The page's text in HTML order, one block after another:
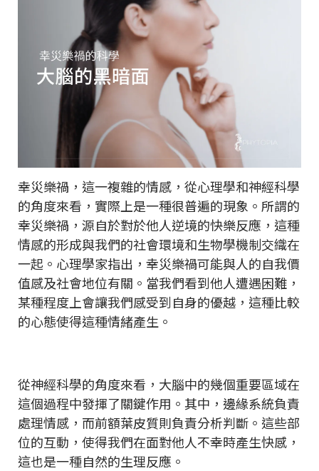
幸災樂禍，這一複雜的情感，從心理學和神經科學
的角度來看，實際上是一種很普遍的現象。所謂的
幸災樂禍，源自於對於他人逆境的快樂反應，這種
情感的形成與我們的社會環境和生物學機制交織在
一起。心理學家指出，幸災樂禍可能與人的自我價
值感及社會地位有關。當我們看到他人遭遇困難，
某種程度上會讓我們感受到自身的優越，這種比較
的心態使得這種情緒產生。
從神經科學的角度來看，大腦中的幾個重要區域在
這個過程中發揮了關鍵作用。其中，邊緣系統負責
處理情感，而前額葉皮質則負責分析判斷。這些部
位的互動，使得我們在面對他人不幸時產生快感，
這也是一種自然的生理反應。